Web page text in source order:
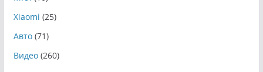
Xiaomi (25)
Авто(71)
Видео(260)